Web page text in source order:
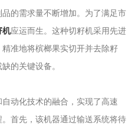
的需求量不断增加。为了满足市
机应运而生。这种切籽机采用先进
准地将槟榔果实切开并去除籽
的关键设备。
动化技术的融合，实现了高速
首先，该机器通过输送系统将待